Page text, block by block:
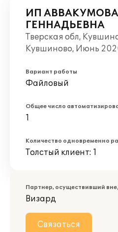
ИП
ГЕННАДЬЕВНА
Тверская обл,
Кувшиново, Июнь
Вариант работы
Файловый
Общее число
1
Количество одновременно
Толстый клиент: 1
Партнер, осуществивший
Визард
Связаться